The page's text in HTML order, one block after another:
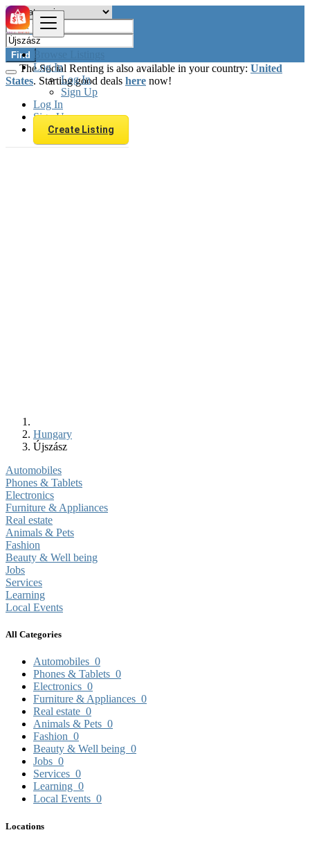
Browse Listings
Log In
Log In
Sign Up
Log In
Sign Up
Create Listing
Find
The Social Renting is also available in your country: United
States. Starting good deals here now!
Hungary
Újszász
Automobiles
Phones & Tablets
Electronics
Furniture & Appliances
Real estate
Animals & Pets
Fashion
Beauty & Well being
Jobs
Services
Learning
Local Events
All Categories
Automobiles 0
Phones & Tablets 0
Electronics 0
Furniture & Appliances 0
Real estate 0
Animals & Pets 0
Fashion 0
Beauty & Well being 0
Jobs 0
Services 0
Learning 0
Local Events 0
Locations